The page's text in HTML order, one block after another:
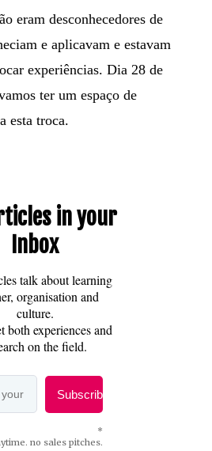
eram desconhecedores de
e aplicavam e estavam
experiências. Dia 28 de
ter um espaço de
esta troca.